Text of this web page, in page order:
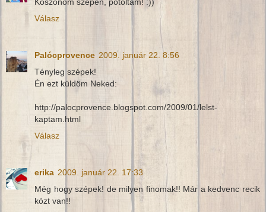
Válasz
Palócprovence 2009. január 22. 8:56
Tényleg szépek!
Én ezt küldöm Neked:
http://palocprovence.blogspot.com/2009/01/lelst-
kaptam.html
Válasz
erika 2009. január 22. 17:33
Még hogy szépek! de milyen finomak!! Már a kedvenc recik
közt van!!